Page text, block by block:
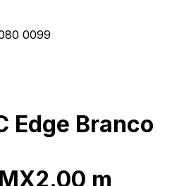
0099
Edge Branco
m